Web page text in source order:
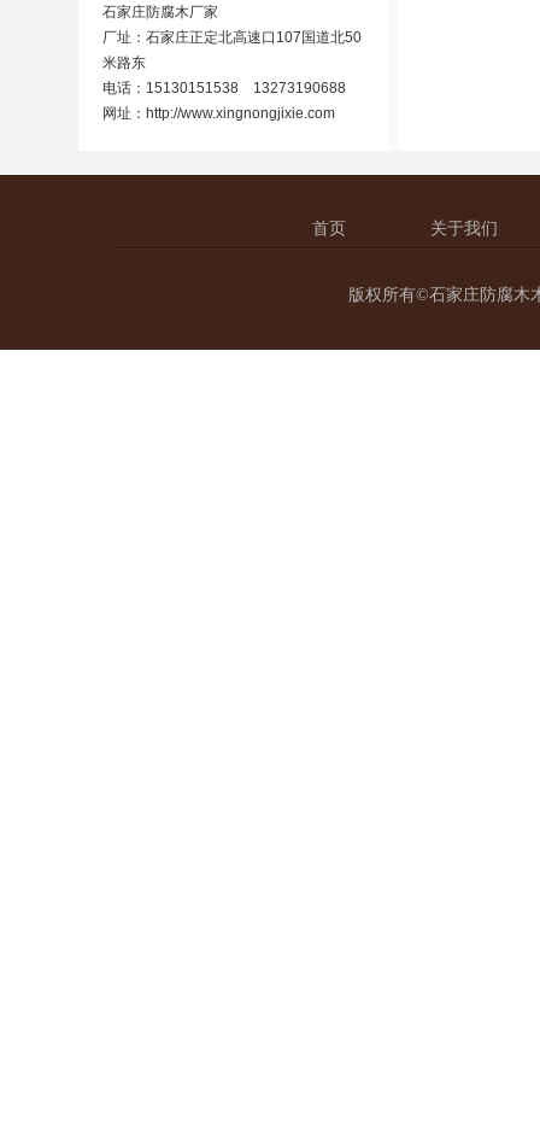
石家庄防腐木厂家
厂址：石家庄正定北高速口107国道北50
米路东
电话：15130151538 13273190688
网址： http://www.xingnongjixie.com
首页 关于我们
版权所有©石家庄防腐